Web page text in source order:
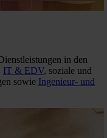
in den
IT & EDV, soziale und
sowie Ingenieur- und